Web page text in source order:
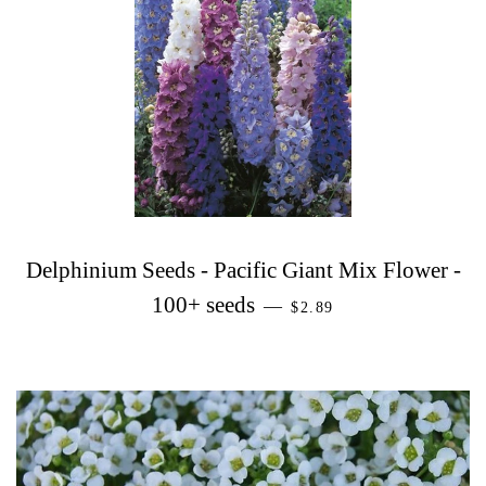
Delphinium Seeds - Pacific Giant Mix Flower -
100+ seeds — PREZZO DI LISTINO
$2.89